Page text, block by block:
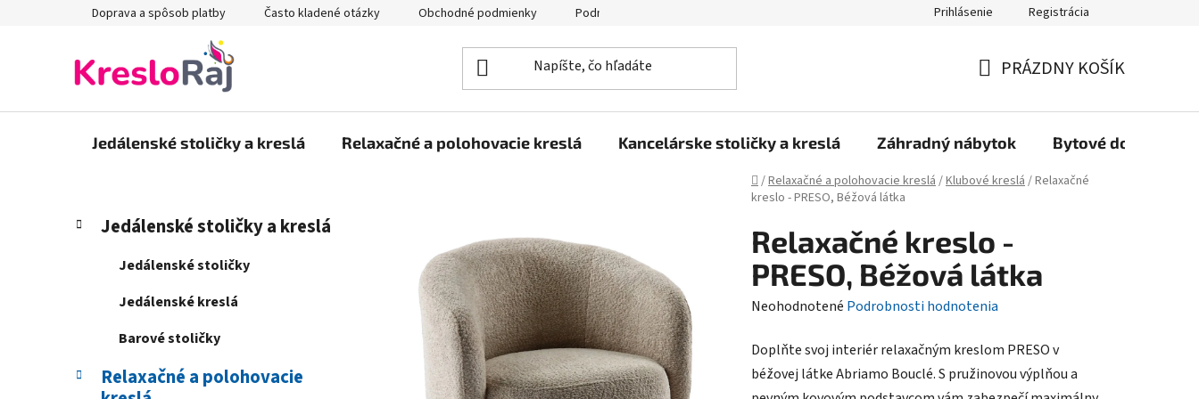
Doprava a spôsob platby Často kladené otázky Obchodné podmienky Podmienky ochrany osobných údajov Reklamačný poriadok, Záručné podmienky Reklamačný formulár
Prihlásenie Registrácia
KOŠÍK
PRÁZDNY KOŠÍK
Jedálenské stoličky a kreslá Relaxačné a polohovacie kreslá Kancelárske stoličky a kreslá Záhradný nábytok Bytové doplnky
Domov
/Relaxačné a polohovacie kreslá/Klubové kreslá/Relaxačné
kreslo - PRESO, Béžová látka
B
n
Preskočiť
kategórie
K
a
e
Jedálenské stoličky a kreslá
Jedálenské stoličky
Jedálenské kreslá
Barové stoličky
Relaxačné a polohovacie
Relaxačné kreslo -
PRESO, Béžová látka
Priemerné
produktu
je
Neohodnotené Podrobnosti hodnotenia
Doplňte svoj interiér relaxačným kreslom PRESO v
béžovej látke Abriamo Bouclé. S pružinovou výplňou a